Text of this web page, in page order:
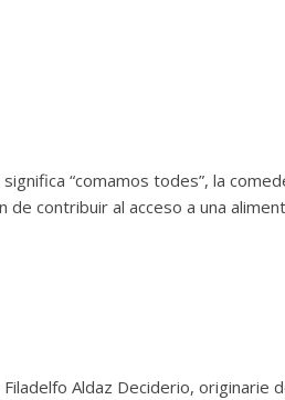
significa “comamos todes”, la
de contribuir al acceso a una
Aldaz Deciderio, originarie